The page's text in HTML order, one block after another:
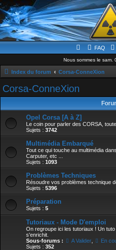
FAQ
Nous sommes le sam.
Index du forum Corsa-ConneXion
Corsa-ConneXion
Opel Corsa [A à Z]
Le coin pour parler des CORSA,
Sujets : 3742
Multimédia Embarqué
Tout ce qui touche au multimédia
Carputer, etc ...
Sujets : 1093
Problèmes Techniques
Résoudre vos problèmes technique
Sujets : 5396
Préparation
Sujets : 5
Tutoriaux - Mode D'emploi
On regroupe ici les tutoriaux ! Un
s'enrichit.
Sous-forums :
A Valider, En
Sujets : 352